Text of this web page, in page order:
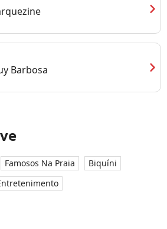
chevron_right
Barbosa chevron_right
Famosos Na Praia
Biquíni